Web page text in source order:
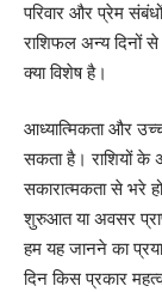
परिवार और प्रेम
राशिफल अन्य दिनों
क्या विशेष है।
आध्यात्मिकता और
सकता है। राशियों के
सकारात्मकता से भरे
शुरुआत या अवसर
हम यह जानने का
दिन किस प्रकार